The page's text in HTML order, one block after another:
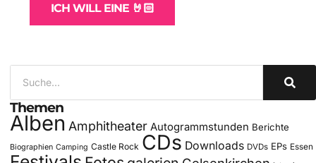
ICH WILL EINE 🤘🏻
Themen
Alben Amphitheater Autogrammstunden Berichte
Biographien Camping Castle Rock CDs Downloads DVDs EPs Essen